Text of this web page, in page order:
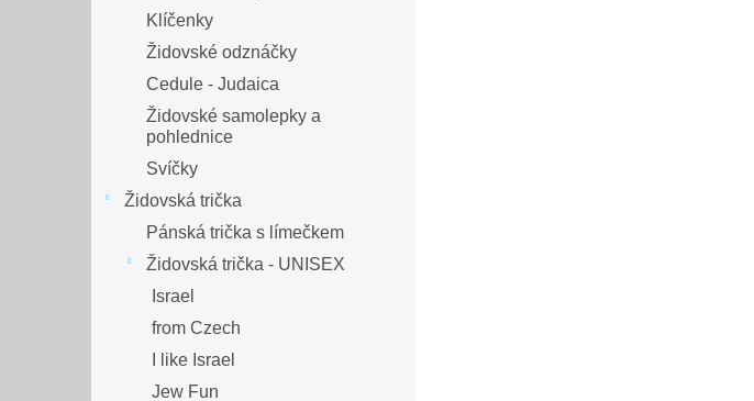
Klíčenky
Židovské odznáčky
Cedule - Judaica
Židovské samolepky a
pohlednice
Svíčky
Židovská trička
Pánská trička s límečkem
Židovská trička - UNISEX
Israel
from Czech
I like Israel
Jew Fun